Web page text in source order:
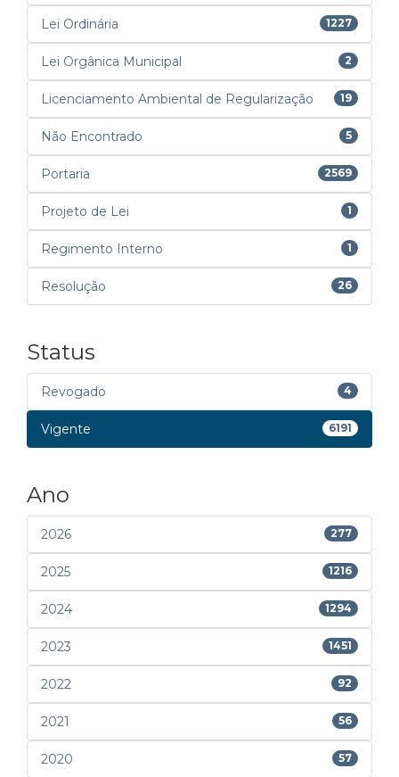
Lei Ordinária 1227
Lei Orgânica Municipal 2
Licenciamento Ambiental de Regularização 19
Não Encontrado 5
Portaria 2569
Projeto de Lei 1
Regimento Interno 1
Resolução 26
Status
Revogado 4
Vigente 6191
Ano
2026 277
2025 1216
2024 1294
2023 1451
2022 92
2021 56
2020 57